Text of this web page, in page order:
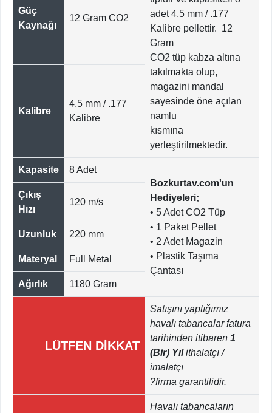
Güç
Kaynağı
12 Gram CO2
adet 4,5 mm / .177
Kalibre pellettir. 12
Gram
CO2 tüp kabza altına
takılmakta olup,
magazini mandal
sayesinde öne açılan
namlu
kısmına
yerleştirilmektedir.
Kalibre
4,5 mm / .177
Kalibre
Kapasite
8 Adet
Bozkurtav.com'un
Hediyeleri;
• 5 Adet CO2 Tüp
• 1 Paket Pellet
• 2 Adet Magazin
• Plastik Taşıma
Çantası
Çıkış
Hızı
120 m/s
Uzunluk 220 mm
Materyal Full Metal
Ağırlık 1180 Gram
LÜTFEN DİKKAT
Satışını yaptığımız
havalı tabancalar fatura
tarihinden itibaren 1
(Bir) Yılithalatçı /
imalatçı
?firma garantilidir.
Havalı tabancaların